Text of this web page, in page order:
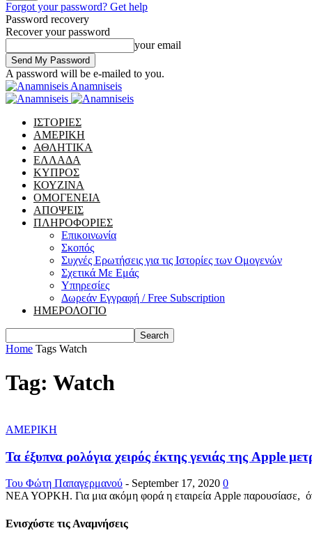
Forgot your password? Get help
Password recovery
Recover your password
your email
A password will be e-mailed to you.
Anamniseis
ΙΣΤΟΡΙΕΣ
ΑΜΕΡΙΚΗ
ΑΘΛΗΤΙΚΑ
ΕΛΛΑΔΑ
ΚΥΠΡΟΣ
ΚΟΥΖΙΝΑ
ΟΜΟΓΕΝΕΙΑ
ΑΠΟΨΕΙΣ
ΠΛΗΡΟΦΟΡΙΕΣ
Επικοινωνία
Σκοπός
Συχνές Ερωτήσεις για τις Ιστορίες των Ομογενών
Σχετικά Με Εμάς
Υπηρεσίες
Δωρεάν Εγγραφή / Free Subscription
ΗΜΕΡΟΛΟΓΙΟ
Home Tags Watch
Tag: Watch
ΑΜΕΡΙΚΗ
Τα έξυπνα ρολόγια χειρός έκτης γενιάς της Apple
Του Φώτη Παπαγερμανού - September 17, 2020 0
ΝΕΑ ΥΟΡΚΗ. Για μια ακόμη φορά η εταιρεία Apple παρουσίασε,
Ενισχύστε τις Αναμνήσεις